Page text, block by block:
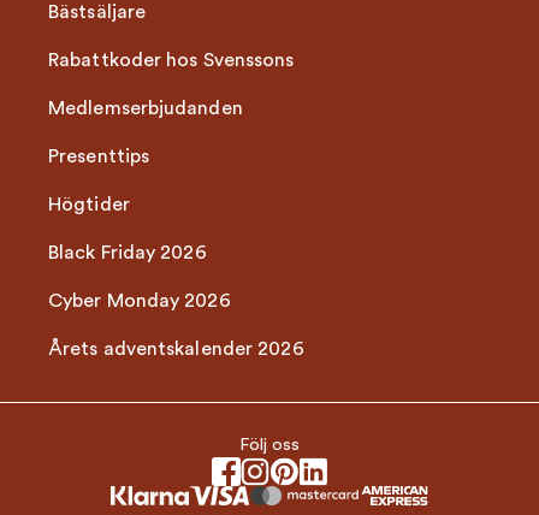
Bästsäljare
Rabattkoder hos Svenssons
Medlemserbjudanden
Presenttips
Högtider
Black Friday 2026
Cyber Monday 2026
Årets adventskalender 2026
Följ oss